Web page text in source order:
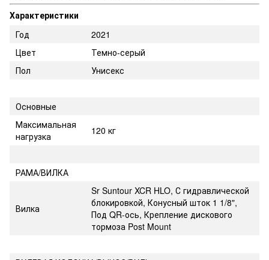
Характеристики
Год
2021
Цвет
Темно-серый
Пол
Унисекс
Основные
Максимальная
нагрузка
120 кг
РАМА/ВИЛКА
Вилка
Sr Suntour XCR HLO, С гидравлической
блокировкой, Конусный шток 1 1/8",
Под QR-ось, Крепление дискового
тормоза Post Mount